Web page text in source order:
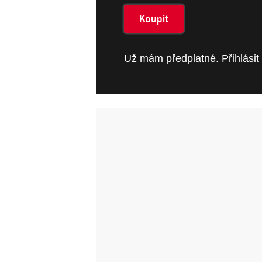
Koupit
Už mám předplatné. Přihlásit